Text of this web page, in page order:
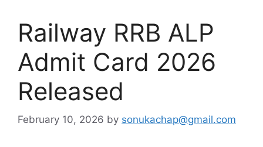
Railway RRB ALP
Admit Card 2026
Released
February 10, 2026 by sonukachap@gmail.com